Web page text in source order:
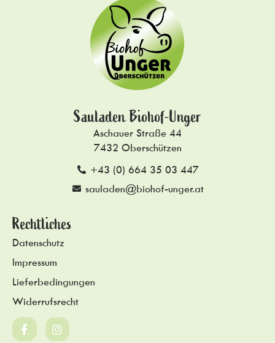
Sauladen Biohof-Unger
Aschauer Straße 44
7432 Oberschützen
+43 (0) 664 35 03 447
sauladen@biohof-unger.at
Rechtliches
Datenschutz
Impressum
Lieferbedingungen
Widerrufsrecht